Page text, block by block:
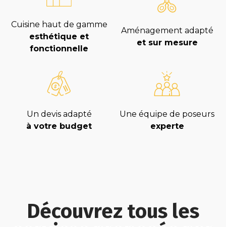
Cuisine haut de gamme
esthétique et
fonctionnelle
Aménagement adapté
et sur mesure
Un devis adapté
à votre budget
Une équipe de poseurs
experte
Découvrez tous les